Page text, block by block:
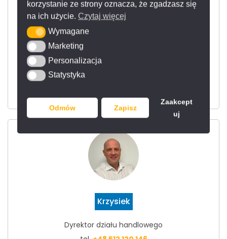
korzystanie ze strony oznacza, że zgadzasz się
na ich użycie. Czytaj więcej
WymaganeWymagane
MarketingMarketing
Personalizacja
Personalizacja
StatystykaStatystyka
Odmów Zapisz
Zaakcept
uj
Doradca techniczno - handlowy
tel.
Krzysiek
Dyrektor działu handlowego